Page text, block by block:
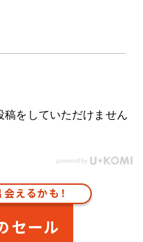
稿をしていただけません
えるかも！
セール